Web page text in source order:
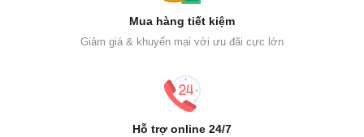
Mua hàng tiết kiệm
Giảm giá & khuyến mại với ưu đãi cực lớn
Hỗ trợ online 24/7